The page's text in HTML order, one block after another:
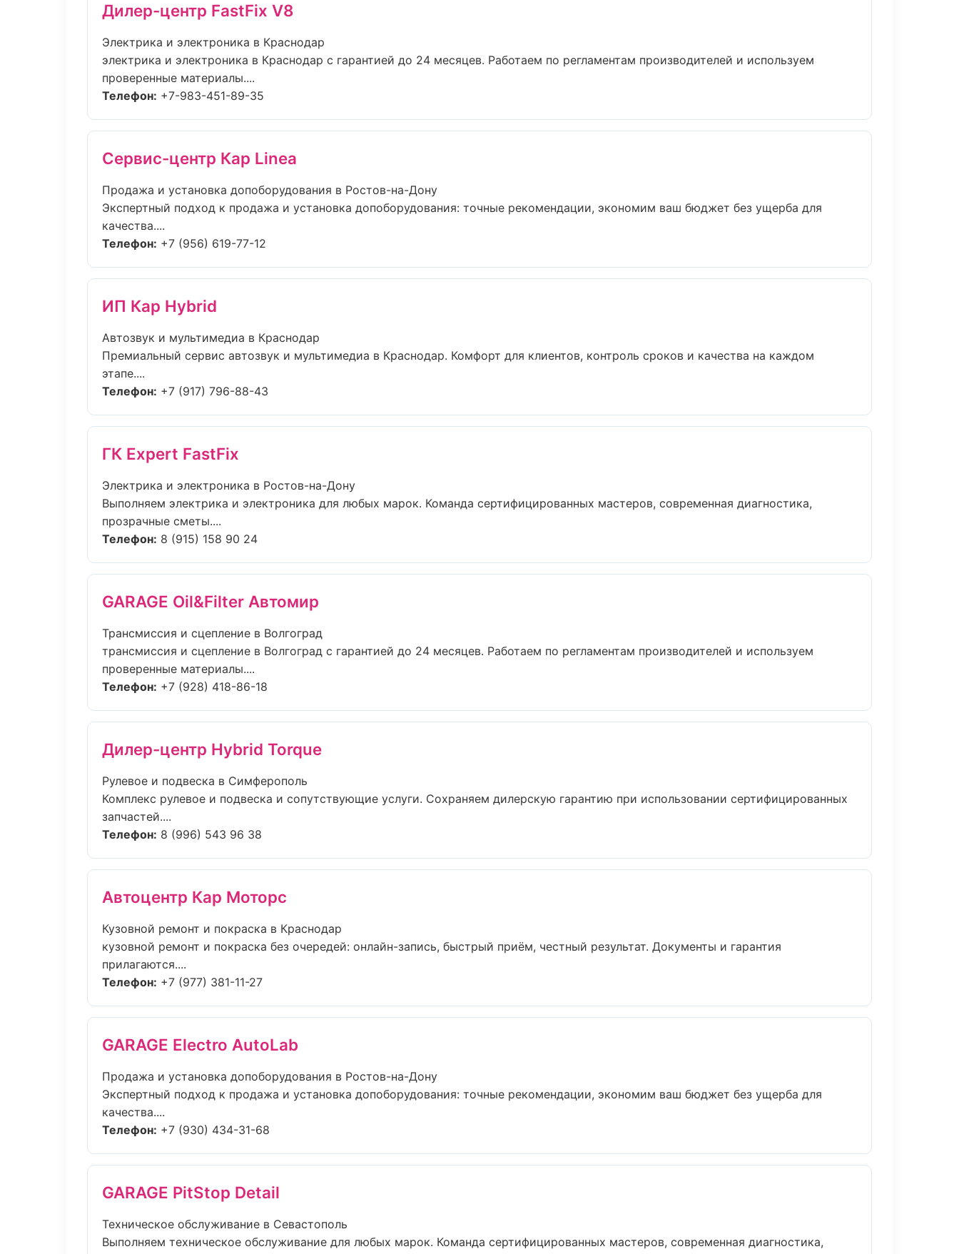
Дилер-центр FastFix V8
Электрика и электроника в Краснодар
электрика и электроника в Краснодар с гарантией до 24 месяцев. Работаем по регламентам производителей и используем
проверенные материалы....
Телефон: +7-983-451-89-35
Сервис-центр Кар Linea
Продажа и установка допоборудования в Ростов-на-Дону
Экспертный подход к продажа и установка допоборудования: точные рекомендации, экономим ваш бюджет без ущерба для
качества....
Телефон: +7 (956) 619-77-12
ИП Кар Hybrid
Автозвук и мультимедиа в Краснодар
Премиальный сервис автозвук и мультимедиа в Краснодар. Комфорт для клиентов, контроль сроков и качества на каждом
этапе....
Телефон: +7 (917) 796-88-43
ГК Expert FastFix
Электрика и электроника в Ростов-на-Дону
Выполняем электрика и электроника для любых марок. Команда сертифицированных мастеров, современная диагностика,
прозрачные сметы....
Телефон: 8 (915) 158 90 24
GARAGE Oil&Filter Автомир
Трансмиссия и сцепление в Волгоград
трансмиссия и сцепление в Волгоград с гарантией до 24 месяцев. Работаем по регламентам производителей и используем
проверенные материалы....
Телефон: +7 (928) 418-86-18
Дилер-центр Hybrid Torque
Рулевое и подвеска в Симферополь
Комплекс рулевое и подвеска и сопутствующие услуги. Сохраняем дилерскую гарантию при использовании сертифицированных
запчастей....
Телефон: 8 (996) 543 96 38
Автоцентр Кар Моторс
Кузовной ремонт и покраска в Краснодар
кузовной ремонт и покраска без очередей: онлайн-запись, быстрый приём, честный результат. Документы и гарантия
прилагаются....
Телефон: +7 (977) 381-11-27
GARAGE Electro AutoLab
Продажа и установка допоборудования в Ростов-на-Дону
Экспертный подход к продажа и установка допоборудования: точные рекомендации, экономим ваш бюджет без ущерба для
качества....
Телефон: +7 (930) 434-31-68
GARAGE PitStop Detail
Техническое обслуживание в Севастополь
Выполняем техническое обслуживание для любых марок. Команда сертифицированных мастеров, современная диагностика,